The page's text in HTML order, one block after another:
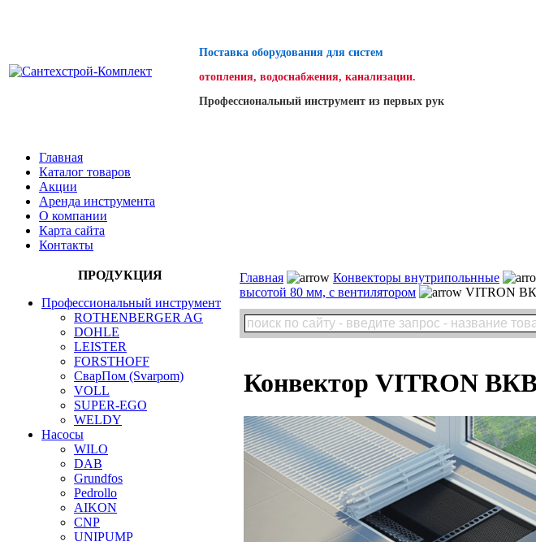
Поставка оборудования для систем
отопления, водоснабжения, канализации.
Профессиональный инструмент из первых рук
Главная
Каталог товаров
Акции
Аренда инструмента
О компании
Карта сайта
Контакты
ПРОДУКЦИЯ
Профессиональный инструмент
ROTHENBERGER AG
DOHLE
LEISTER
FORSTHOFF
СварПом (Svarpom)
VOLL
SUPER-EGO
WELDY
Насосы
WILO
DAB
Grundfos
Pedrollo
AIKON
CNP
UNIPUMP
Главная Конвекторы внутрипольнные
высотой 80 мм, с вентилятором
VITRON
Конвектор VITRON